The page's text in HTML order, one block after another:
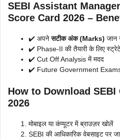
SEBI Assistant
Score Card 2026 –
✔️ अपनेसटीक अंक (Marks) जान
✔️ Phase-II की तैयारी के लिए
✔️ Cut Off Analysis में मदद
✔️ Future Government
How to Download SEBI
2026
मोबाइल या कंप्यूटर में ब्राउज़र खोलें
SEBI की आधिकारिक वेबसाइट पर